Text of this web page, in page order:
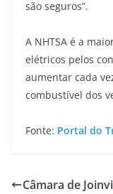
são seguros”.
A NHTSA é a
elétricos pelos
aumentar cada
combustível dos
Fonte: Portal do
Câmara de